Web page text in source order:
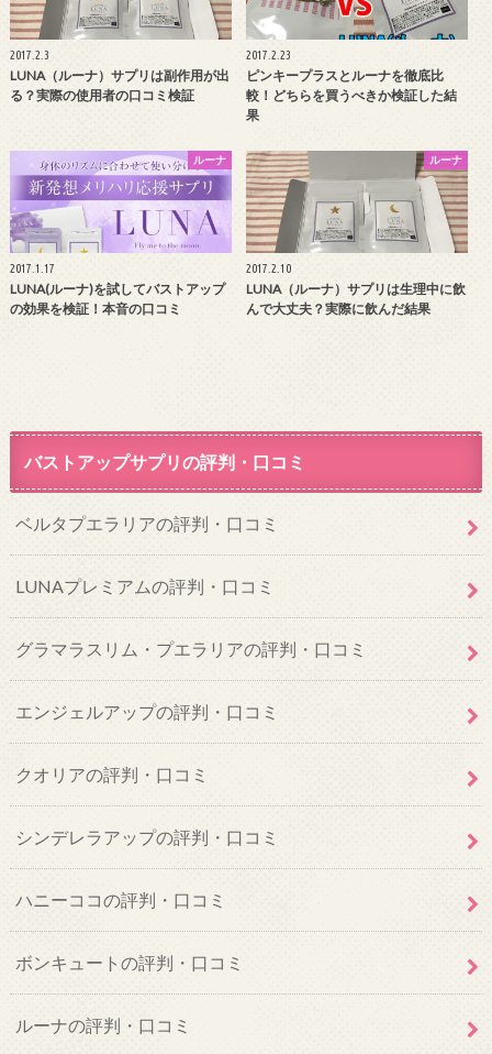
2017.2.3
LUNA（ルーナ）サプリは副作用が出
る？実際の使用者の口コミ検証
2017.2.23
ピンキープラスとルーナを徹底比
較！どちらを買うべきか検証した結
果
ルーナ
2017.1.17
LUNA(ルーナ)を試してバストアップ
の効果を検証！本音の口コミ
ルーナ
2017.2.10
LUNA（ルーナ）サプリは生理中に飲
んで大丈夫？実際に飲んだ結果
バストアップサプリの評判・口コミ
ベルタプエラリアの評判・口コミ
LUNAプレミアムの評判・口コミ
グラマラスリム・プエラリアの評判・口コミ
エンジェルアップの評判・口コミ
クオリアの評判・口コミ
シンデレラアップの評判・口コミ
ハニーココの評判・口コミ
ボンキュートの評判・口コミ
ルーナの評判・口コミ